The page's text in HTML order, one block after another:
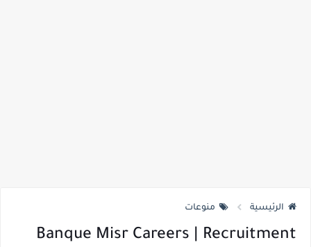
الرئيسية منوعات
Banque Misr Careers | Recruitment